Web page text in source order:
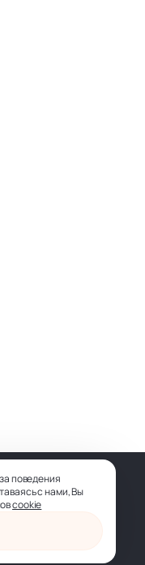
поведения
с нами, Вы
cookie